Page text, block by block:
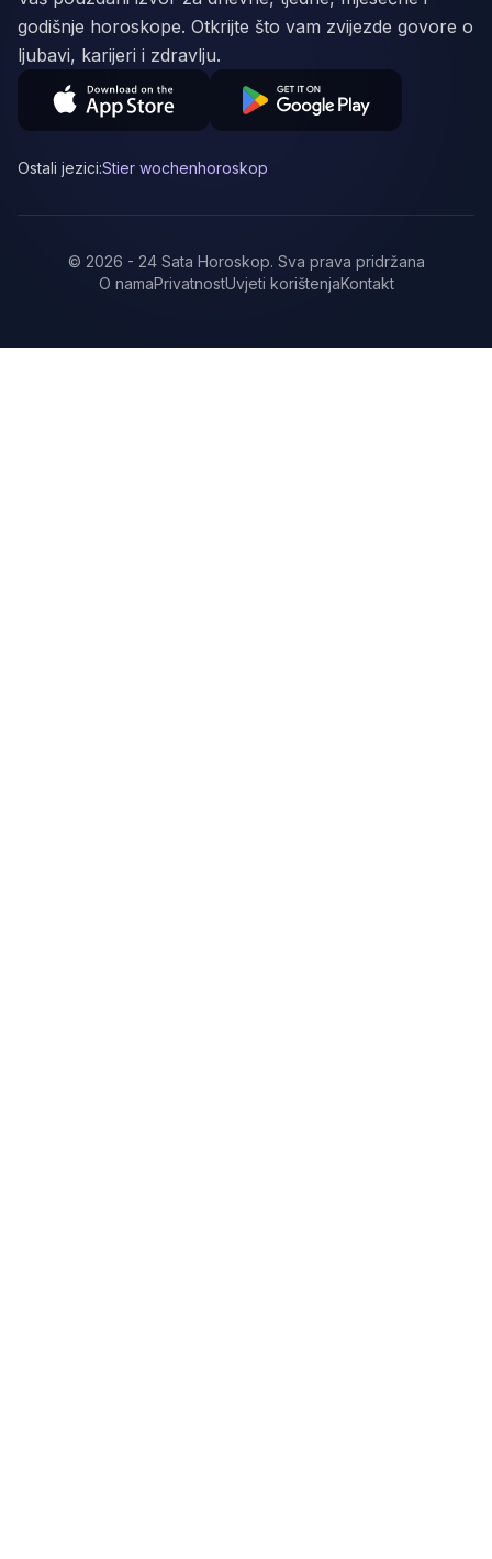
godišnje horoskope. Otkrijte što vam zvijezde govore o
ljubavi, karijeri i zdravlju.
Ostali jezici:Stier wochenhoroskop
© 2026 - 24 Sata Horoskop. Sva prava pridržana
O namaPrivatnostUvjeti korištenjaKontakt